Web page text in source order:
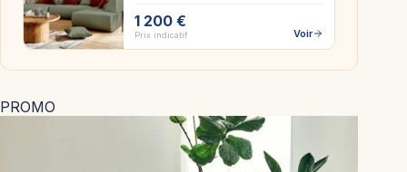
PROMO
1 200 €
Prix indicatif Voir